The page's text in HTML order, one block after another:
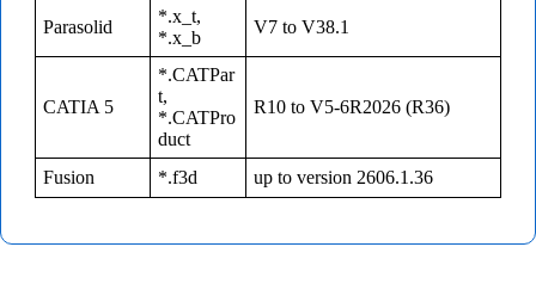
Parasolid
*.x_t,
*.x_b
V7 to V38.1
CATIA 5
*.CATPar
t,
*.CATPro
duct
R10 to V5-6R2026 (R36)
Fusion *.f3d up to version 2606.1.36